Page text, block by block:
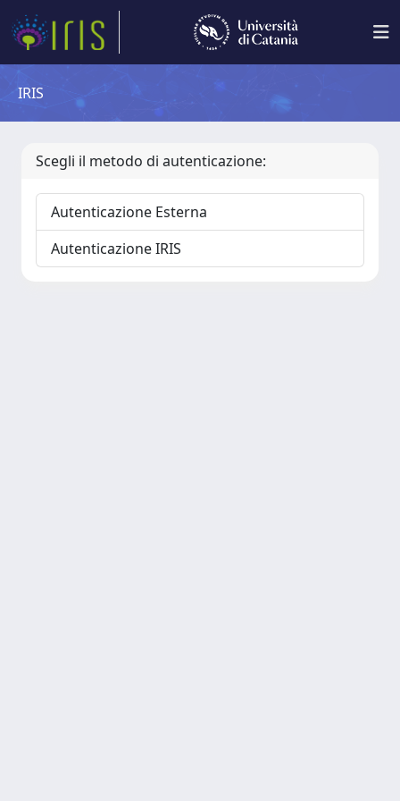
IRIS
Scegli il metodo di autenticazione:
Autenticazione Esterna
Autenticazione IRIS